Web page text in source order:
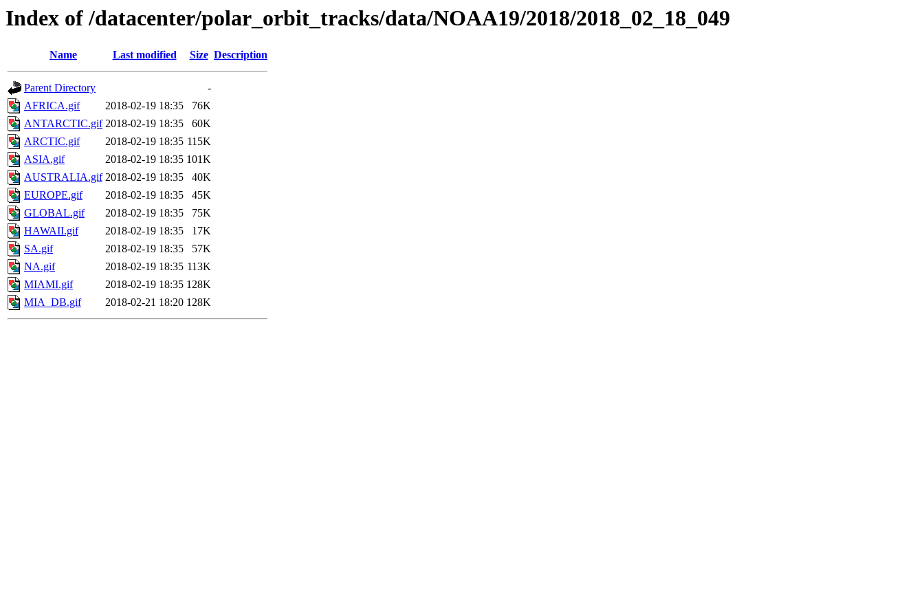
Index of /datacenter/polar_orbit_tracks/data/NOAA19/2018/2018_02_18_049
Name Last modified Size Description
Parent Directory
-
AFRICA.gif
2018-02-19 18:35
76K
ANTARCTIC.gif 2018-02-19 18:35
60K
ARCTIC.gif
2018-02-19 18:35 115K
ASIA.gif
2018-02-19 18:35 101K
AUSTRALIA.gif 2018-02-19 18:35
40K
EUROPE.gif
2018-02-19 18:35
45K
GLOBAL.gif
2018-02-19 18:35
75K
HAWAII.gif
2018-02-19 18:35
17K
SA.gif
2018-02-19 18:35
57K
NA.gif
2018-02-19 18:35 113K
MIAMI.gif
2018-02-19 18:35 128K
MIA_DB.gif
2018-02-21 18:20 128K